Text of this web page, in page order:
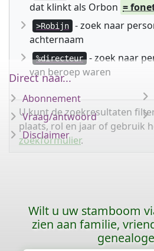
dat klinkt als Orbon =
>Robijn
- zoek naar
achternaam
%directeur
- zoek naar
van beroep waren
U kunt de zoekresultaten
plaats, rol en jaar of gebruik
zoekformulier.
Direct naar...
Abonnement
Vraag/antwoord
Disclaimer
Wilt u uw stamboom
zien aan familie,